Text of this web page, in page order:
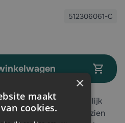
512306061-C
kunt u eenvoudig moeilijk
De oliekan is voorzien
×
maakt
cookies.